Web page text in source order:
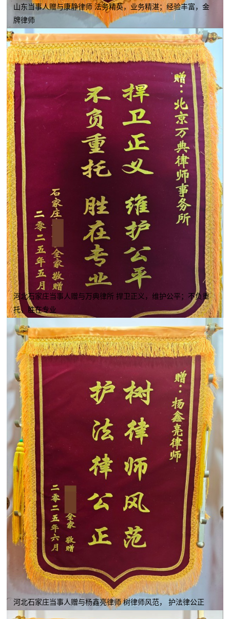
山东当事人赠与康静律师 法务精英，业务精湛；经验丰富，金
牌律师
河北石家庄当事人赠与万典律所 捍卫正义，维护公平；不负重
托，胜在专业
河北石家庄当事人赠与杨鑫亮律师 树律师风范， 护法律公正